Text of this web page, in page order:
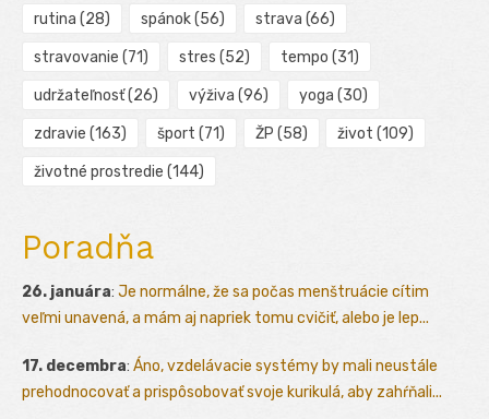
rutina (28) spánok(56) strava (66)
stravovanie (71) stres (52) tempo (31)
udržateľnosť(26) výživa (96) yoga (30)
zdravie (163) šport (71) ŽP (58) život (109)
životné prostredie (144)
Poradňa
26. januára: Je normálne, že sa počas menštruácie cítim
veľmi unavená, a mám aj napriek tomu cvičiť, alebo je lep...
17. decembra: Áno, vzdelávacie systémy by mali neustále
prehodnocovať a prispôsobovať svoje kurikulá, aby zahŕňali...